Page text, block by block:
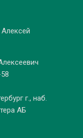
г., наб.
АБ